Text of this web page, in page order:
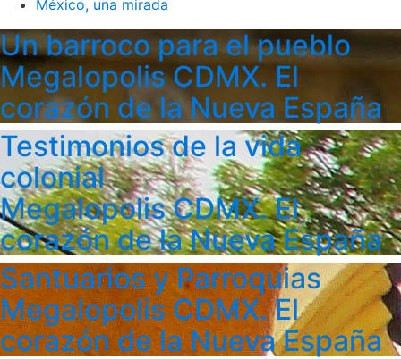
México, una mirada
Un barroco para el pueblo
Megalopolis CDMX. El
corazón de la Nueva España
Testimonios de la vida
colonial
Megalopolis CDMX. El
corazón de la Nueva España
Santuarios y Parroquias
Megalopolis CDMX. El
corazón de la Nueva España